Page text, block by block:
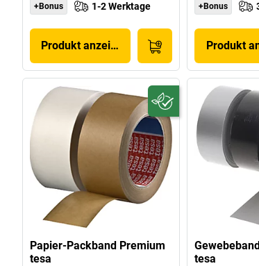
+Bonus 1-2 Werktage
Produkt anzeigen
+Bonus
Produkt
Papier-Packband Premium
tesa
tesa